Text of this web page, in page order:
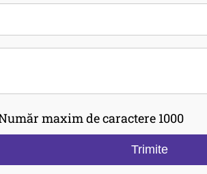
maxim de caractere 1000
Trimite